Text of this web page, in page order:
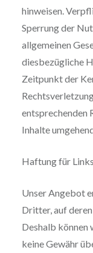
hinweisen.
Sperrung der
allgemeinen
diesbezügliche
Zeitpunkt der
entsprechenden
Inhalte
Haftung für Links
Unser Angebot
Dritter, auf
Deshalb können
keine Gewähr